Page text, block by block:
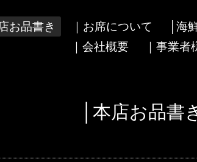
お品書き ｜お席について │海
｜会社概要
｜事業者
│本店お品書